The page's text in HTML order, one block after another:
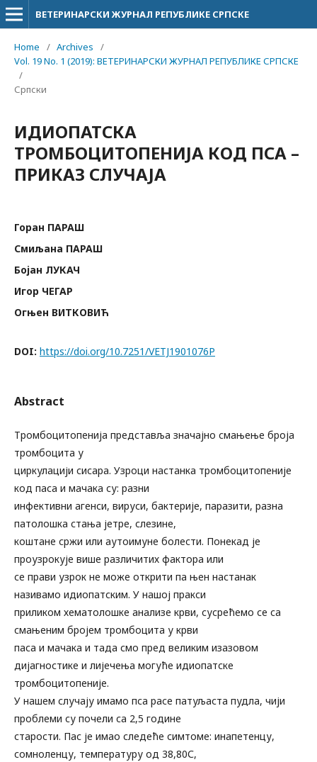
ВЕТЕРИНАРСКИ ЖУРНАЛ РЕПУБЛИКЕ СРПСКЕ
Home / Archives
/
Vol. 19 No. 1 (2019): ВЕТЕРИНАРСКИ ЖУРНАЛ РЕПУБЛИКЕ СРПСКЕ
/
Српски
ИДИОПАТСКА
ТРОМБОЦИТОПЕНИЈА КОД ПСА –
ПРИКАЗ СЛУЧАЈА
Горан ПАРАШ
Смиљана ПАРАШ
Бојан ЛУКАЧ
Игор ЧЕГАР
Огњен ВИТКОВИЋ
DOI: https://doi.org/10.7251/VETJ1901076P
Abstract
Тромбоцитопенија представља значајно смањење броја
тромбоцита у
циркулацији сисара. Узроци настанка тромбоцитопеније
код паса и мачака су: разни
инфективни агенси, вируси, бактерије, паразити, разна
патолошка стања јетре, слезине,
коштане сржи или аутоимуне болести. Понекад је
проузрокује више различитих фактора или
се прави узрок не може открити па њен настанак
називамо идиопатским. У нашој пракси
приликом хематолошке анализе крви, сусрећемо се са
смањеним бројем тромбоцита у крви
паса и мачака и тада смо пред великим изазовом
дијагностике и лијечења могуће идиопатске
тромбоцитопеније.
У нашем случају имамо пса расе патуљаста пудла, чији
проблеми су почели са 2,5 године
старости. Пас је имао следеће симтоме: инапетенцу,
сомноленцу, температуру од 38,80С,